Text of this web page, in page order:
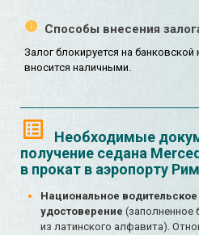
Способы внесения
Залог блокируется на банковской
вносится наличными.
Необходимые
получение седана
в прокат в аэропорту Рим
Национальное водительское
удостоверение (заполненное
из латинского алфавита).